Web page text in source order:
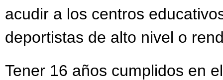
acudir a los centros
deportistas de alto nivel o
Tener 16 años cumplidos en